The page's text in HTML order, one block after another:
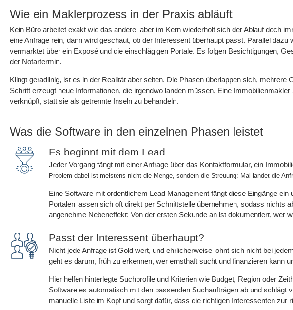
Wie ein Maklerprozess in der Praxis abläuft
Kein Büro arbeitet exakt wie das andere, aber im Kern wiederholt sich der Ablauf doch
eine Anfrage rein, dann wird geschaut, ob der Interessent überhaupt passt. Parallel
vermarktet über ein Exposé und die einschlägigen Portale. Es folgen Besichtigungen,
der Notartermin.
Klingt geradlinig, ist es in der Realität aber selten. Die Phasen überlappen sich, mehrere
Schritt erzeugt neue Informationen, die irgendwo landen müssen. Eine
verknüpft, statt sie als getrennte Inseln zu behandeln.
Was die Software in den einzelnen Phasen leistet
Es beginnt mit dem Lead
Jeder Vorgang fängt mit einer Anfrage über das Kontaktformular, ein
Problem dabei ist meistens nicht die Menge, sondern die Streuung: Mal landet die
Eine Software mit ordentlichem Lead Management fängt diese Eingänge
Portalen lassen sich oft direkt per Schnittstelle übernehmen, sodass nichts
angenehme Nebeneffekt: Von der ersten Sekunde an ist dokumentiert, wer
Passt der Interessent überhaupt?
Nicht jede Anfrage ist Gold wert, und ehrlicherweise lohnt sich nicht bei
geht es darum, früh zu erkennen, wer ernsthaft sucht und finanzieren kann
Hier helfen hinterlegte Suchprofile und Kriterien wie Budget, Region oder
Software es automatisch mit den passenden Suchaufträgen ab und schlägt
manuelle Liste im Kopf und sorgt dafür, dass die richtigen Interessenten zur